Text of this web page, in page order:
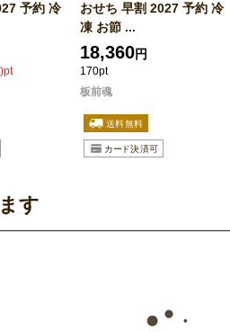
予約 冷
おせち 早割 2027 予約 冷
凍 お節 ...
18,360円
170pt
板前魂
す